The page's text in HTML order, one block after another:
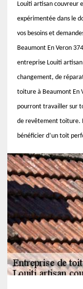
Louiti artisan couvreur
expérimentée dans le
vos besoins et
Beaumont En Veron
entreprise Louiti
changement, de
toiture à Beaumont En
pourront travailler sur
de revêtement toiture.
bénéficier d’un toit